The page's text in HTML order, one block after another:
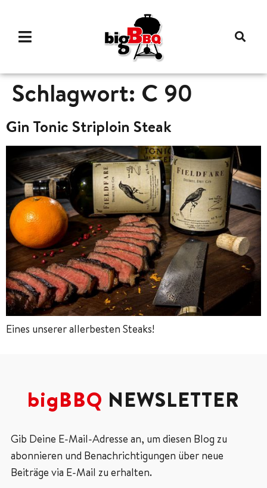
Schlagwort: C 90
Gin Tonic Striploin Steak
Eines unserer allerbesten Steaks!
bigBBQ NEWSLETTER
Gib Deine E-Mail-Adresse an, um diesen Blog zu
abonnieren und Benachrichtigungen über neue
Beiträge via E-Mail zu erhalten.